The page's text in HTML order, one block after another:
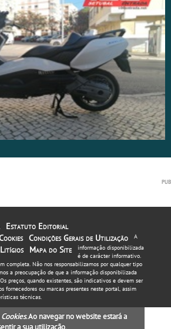
Estatuto Editorial
Condições Gerais de Utilização
Mapa do Site
A
informação disponibilizada
é de carácter informativo.
completa. Não nos responsabilizamos por qualquer tipo
a preocupação de que a informação disponibilizada
preços, quando existentes, são indicativos e devem ser
fornecedores ou marcas presentes neste portal, assim
técnicas.
Cookies. Ao navegar no website estará a
a sua utilização.